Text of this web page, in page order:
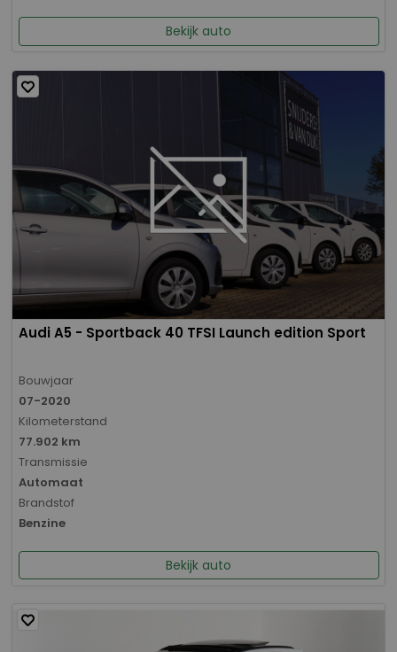
Bekijk auto
Audi A5 - Sportback 40 TFSI Launch edition Sport
Bouwjaar
07-2020
Kilometerstand
77.902 km
Transmissie
Automaat
Brandstof
Benzine
Bekijk auto